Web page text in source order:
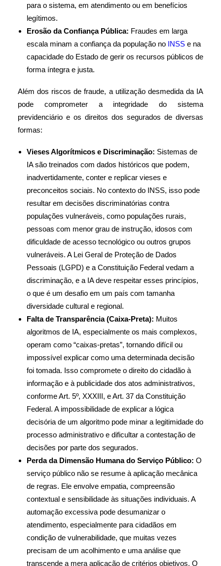
para o sistema, em atendimento ou em benefícios
legítimos.
Erosão da Confiança Pública: Fraudes em larga
escala minam a confiança da população no INSS e na
capacidade do Estado de gerir os recursos públicos de
forma íntegra e justa.
Além dos riscos de fraude, a utilização desmedida da IA
pode comprometer a integridade do sistema
previdenciário e os direitos dos segurados de diversas
formas:
Vieses Algorítmicos e Discriminação: Sistemas de
IA são treinados com dados históricos que podem,
inadvertidamente, conter e replicar vieses e
preconceitos sociais. No contexto do INSS, isso pode
resultar em decisões discriminatórias contra
populações vulneráveis, como populações rurais,
pessoas com menor grau de instrução, idosos com
dificuldade de acesso tecnológico ou outros grupos
vulneráveis. A Lei Geral de Proteção de Dados
Pessoais (LGPD) e a Constituição Federal vedam a
discriminação, e a IA deve respeitar esses princípios,
o que é um desafio em um país com tamanha
diversidade cultural e regional.
Falta de Transparência (Caixa-Preta): Muitos
algoritmos de IA, especialmente os mais complexos,
operam como “caixas-pretas”, tornando difícil ou
impossível explicar como uma determinada decisão
foi tomada. Isso compromete o direito do cidadão à
informação e à publicidade dos atos administrativos,
conforme Art. 5º, XXXIII, e Art. 37 da Constituição
Federal. A impossibilidade de explicar a lógica
decisória de um algoritmo pode minar a legitimidade do
processo administrativo e dificultar a contestação de
decisões por parte dos segurados.
Perda da Dimensão Humana do Serviço Público: O
serviço público não se resume à aplicação mecânica
de regras. Ele envolve empatia, compreensão
contextual e sensibilidade às situações individuais. A
automação excessiva pode desumanizar o
atendimento, especialmente para cidadãos em
condição de vulnerabilidade, que muitas vezes
precisam de um acolhimento e uma análise que
transcende a mera aplicação de critérios objetivos. O